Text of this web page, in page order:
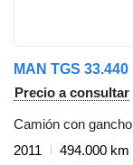
MAN TGS 33.440
Precio a consultar
Camión con gancho
2011
494.000 km